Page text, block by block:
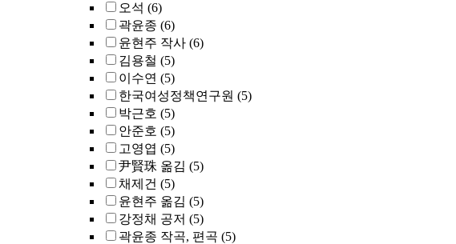
오석 (6)
곽윤종 (6)
윤현주 작사 (6)
김용철 (5)
이수연 (5)
한국여성정책연구원 (5)
박근호 (5)
안준호 (5)
고영엽 (5)
尹賢珠 옮김 (5)
채제건 (5)
윤현주 옮김 (5)
강정채 공저 (5)
곽윤종 작곡, 편곡 (5)